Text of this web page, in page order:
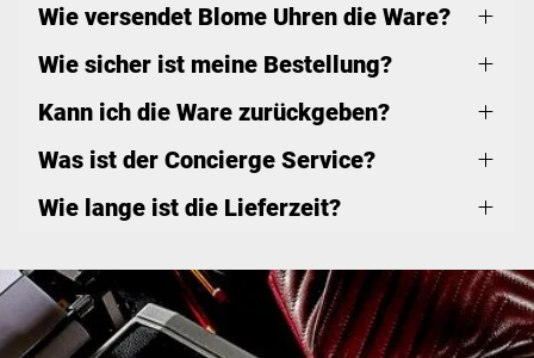
Wie versendet Blome Uhren die Ware?
Wie sicher ist meine Bestellung?
Kann ich die Ware zurückgeben?
Was ist der Concierge Service?
Wie lange ist die Lieferzeit?